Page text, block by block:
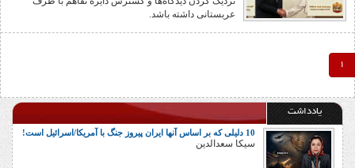
عربستانی داشته باشد.
1
یادداشت
10 دلیلی که بر اساس آنها ایران پیروز جنگ با آمریکا/اسرائیل است!
سیکا سعدالدین